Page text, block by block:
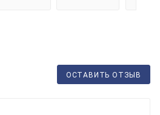
ОСТАВИТЬ ОТЗЫВ